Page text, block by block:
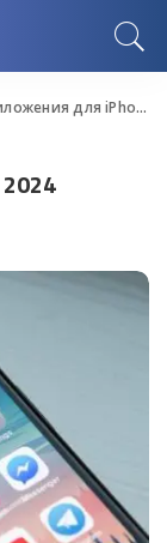
для iPhone 2024